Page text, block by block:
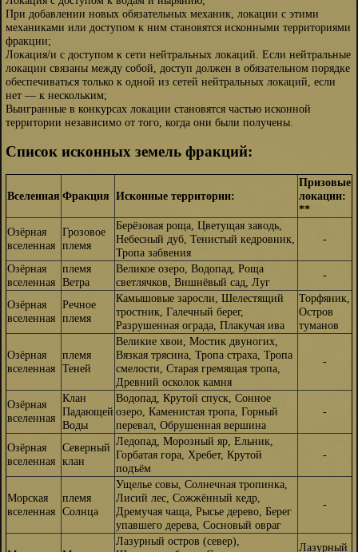
При добавлении новых обязательных механик, локации с этими
механиками или доступом к ним становятся исконными территориями
фракции;
Локация/и с доступом к сети нейтральных локаций. Если нейтральные
локации связаны между собой, доступ должен в обязательном порядке
обеспечиваться только к одной из сетей нейтральных локаций, если
нет — к нескольким;
Выигранные в конкурсах локации становятся частью исконной
территории независимо от того, когда они были получены.
Список исконных земель фракций:
Вселенная Фракция Исконные территории:
Призовые
локации:
**
Озёрная
вселенная
Грозовое
племя
Берёзовая роща, Цветущая заводь,
Небесный дуб, Тенистый кедровник,
Тропа забвения
-
Озёрная
вселенная
племя
Ветра
Великое озеро, Водопад, Роща
светлячков, Вишнёвый сад, Луг
-
Озёрная
вселенная
Речное
племя
Камышовые заросли, Шелестящий
тростник, Галечный берег,
Разрушенная ограда, Плакучая ива
Торфяник,
Остров
туманов
Озёрная
вселенная
племя
Теней
Великие хвои, Мостик двуногих,
Вязкая трясина, Тропа страха, Тропа
смелости, Старая гремящая тропа,
Древний осколок камня
-
Озёрная
вселенная
Клан
Падающей
Воды
Водопад, Крутой спуск, Сонное
озеро, Каменистая тропа, Горный
перевал, Обрушенная вершина
-
Озёрная
вселенная
Северный
клан
Ледопад, Морозный яр, Ельник,
Горбатая гора, Хребет, Крутой
подъём
-
Морская
вселенная
племя
Солнца
Ущелье совы, Солнечная тропинка,
Лисий лес, Сожжённый кедр,
Дремучая чаща, Рысье дерево, Берег
упавшего дерева, Сосновый овраг
-
Лазурный остров (север),
Лазурный